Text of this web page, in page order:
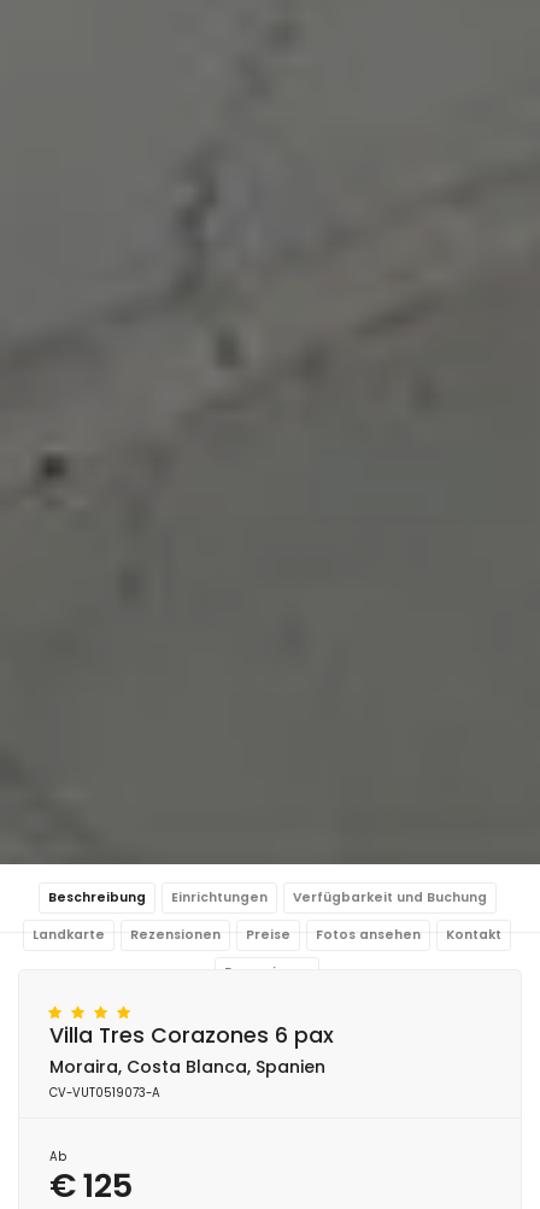
Beschreibung Einrichtungen Verfügbarkeit und Buchung
Landkarte Rezensionen Preise Fotos ansehen Kontakt
Reservieren
Villa Tres Corazones 6 pax
Moraira, Costa Blanca, Spanien
CV-VUT0519073-A
Ab
€ 125